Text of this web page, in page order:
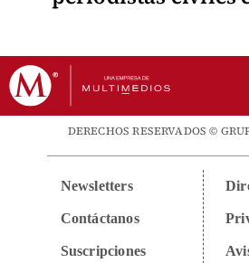
DERECHOS RESERVADOS ©
Newsletters
Contáctanos
Suscripciones